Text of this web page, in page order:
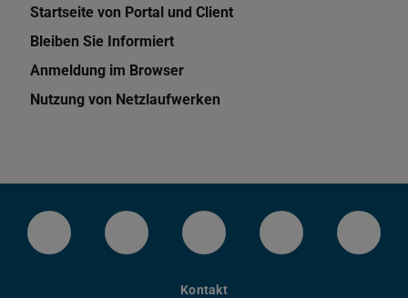
Startseite von Portal und Client
Bleiben Sie Informiert
Anmeldung im Browser
Nutzung von Netzlaufwerken
LinkedIn-Seite der TU Darmstadt
Instagram-Kanal der TU
Bluesky-Kanal der TU
Facebook-
Kontakt